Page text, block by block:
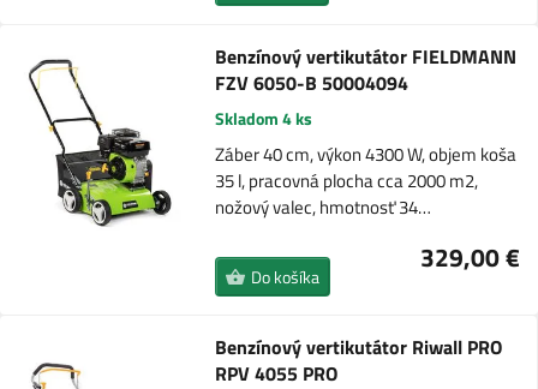
Benzínový vertikutátor FIELDMANN
FZV 6050-B 50004094
Skladom 4 ks
Záber 40 cm, výkon 4300 W, objem koša
35 l, pracovná plocha cca 2000 m2,
nožový valec, hmotnosť 34…
329,00 €
Do košíka
Benzínový vertikutátor Riwall PRO
RPV 4055 PRO